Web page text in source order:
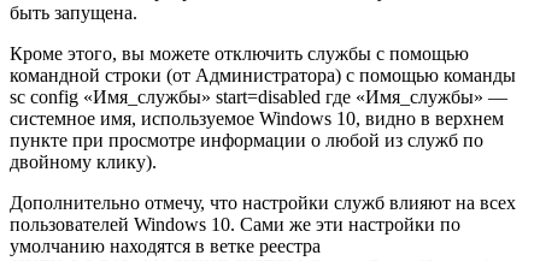
быть запущена.
Кроме этого, вы можете отключить службы с помощью
командной строки (от Администратора) с помощью команды
sc config «Имя_службы» start=disabled где «Имя_службы» —
системное имя, используемое Windows 10, видно в верхнем
пункте при просмотре информации о любой из служб по
двойному клику).
Дополнительно отмечу, что настройки служб влияют на всех
пользователей Windows 10. Сами же эти настройки по
умолчанию находятся в ветке реестра